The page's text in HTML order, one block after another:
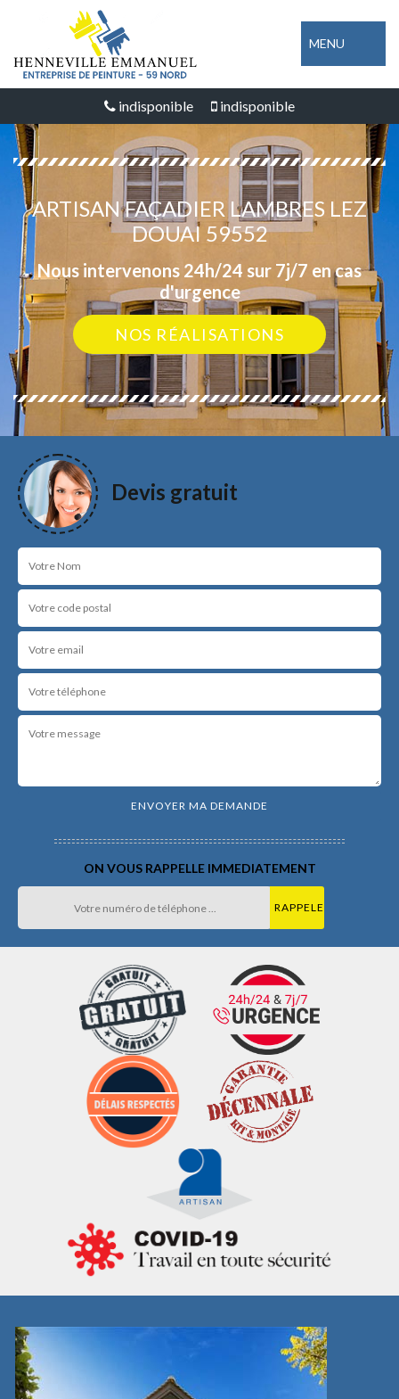
MENU
indisponible indisponible
ARTISAN FAÇADIER LAMBRES LEZ
DOUAI 59552
Nous intervenons 24h/24 sur 7j/7 en cas
d'urgence
NOS RÉALISATIONS
Devis gratuit
ON VOUS RAPPELLE IMMEDIATEMENT